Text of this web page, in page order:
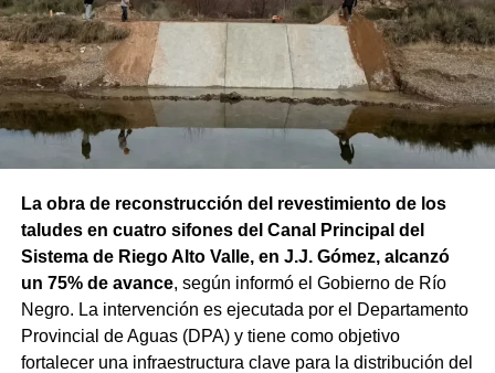
La obra de reconstrucción del revestimiento de los
taludes en cuatro sifones del Canal Principal del
Sistema de Riego Alto Valle, en J.J. Gómez, alcanzó
un 75% de avance, según informó el Gobierno de Río
Negro. La intervención es ejecutada por el Departamento
Provincial de Aguas (DPA) y tiene como objetivo
fortalecer una infraestructura clave para la distribución del